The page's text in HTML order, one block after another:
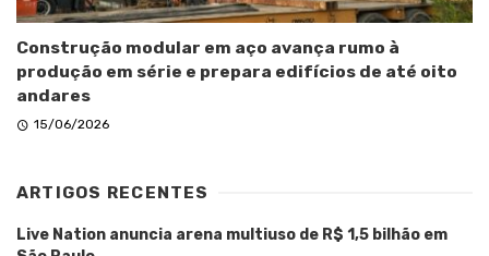
Construção modular em aço avança rumo à
produção em série e prepara edifícios de até oito
andares
15/06/2026
ARTIGOS RECENTES
Live Nation anuncia arena multiuso de R$ 1,5 bilhão em